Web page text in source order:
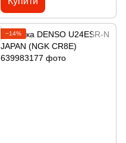
−14%